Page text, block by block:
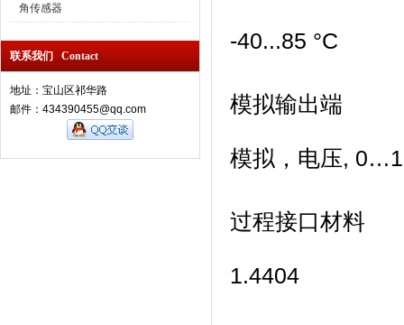
角传感器
联系我们 Contact
地址：宝山区祁华路
邮件：434390455@qq.com
-40...85 °C
模拟输出端
模拟，电压,
过程接口材料
1.4404